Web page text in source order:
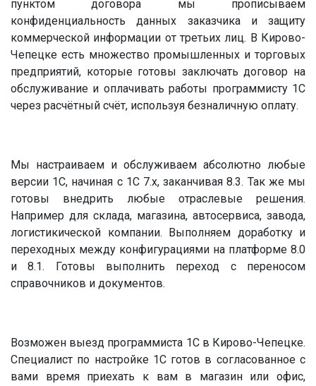
пунктом договора мы прописываем
конфиденциальность данных заказчика и защиту
коммерческой информации от третьих лиц. В Кирово-
Чепецке есть множество промышленных и торговых
предприятий, которые готовы заключать договор на
обслуживание и оплачивать работы программисту 1С
через расчётный счёт, используя безналичную оплату.
Мы настраиваем и обслуживаем абсолютно любые
версии 1С, начиная с 1С 7.х, заканчивая 8.3. Так же мы
готовы внедрить любые отраслевые решения.
Например для склада, магазина, автосервиса, завода,
логистикической компании. Выполняем доработку и
переходных между конфигурациями на платформе 8.0
и 8.1. Готовы выполнить переход с переносом
справочников и документов.
Возможен выезд программиста 1С в Кирово-Чепецке.
Специалист по настройке 1С готов в согласованное с
вами время приехать к вам в магазин или офис,